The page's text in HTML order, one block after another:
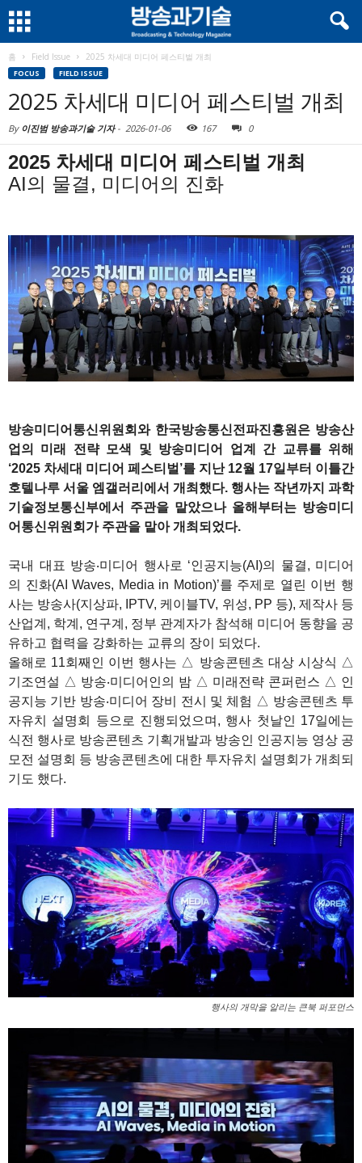
홈 Field Issue 2025 차세대 미디어 페스티벌 개최
FOCUS FIELD ISSUE
2025 차세대 미디어 페스티벌 개최
By 이진범 방송과기술 기자- 2026-01-06 167 0
2025 차세대 미디어 페스티벌 개최
AI의 물결, 미디어의 진화
방송미디어통신위원회와 한국방송통신전파진흥원은 방송산
업의 미래 전략 모색 및 방송미디어 업계 간 교류를 위해
‘2025 차세대 미디어 페스티벌’를 지난 12월 17일부터 이틀간
호텔나루 서울 엠갤러리에서 개최했다. 행사는 작년까지 과학
기술정보통신부에서 주관을 맡았으나 올해부터는 방송미디
어통신위원회가 주관을 맡아 개최되었다.
국내 대표 방송‧미디어 행사로 ‘인공지능(AI)의 물결, 미디어
의 진화(AI Waves, Media in Motion)’를 주제로 열린 이번 행
사는 방송사(지상파, IPTV, 케이블TV, 위성, PP 등), 제작사 등
산업계, 학계, 연구계, 정부 관계자가 참석해 미디어 동향을 공
유하고 협력을 강화하는 교류의 장이 되었다.
올해로 11회째인 이번 행사는 △ 방송콘텐츠 대상 시상식 △
기조연설 △ 방송‧미디어인의 밤 △ 미래전략 콘퍼런스 △ 인
공지능 기반 방송‧미디어 장비 전시 및 체험 △ 방송콘텐츠 투
자유치 설명회 등으로 진행되었으며, 행사 첫날인 17일에는
식전 행사로 방송콘텐츠 기획개발과 방송인 인공지능 영상 공
모전 설명회 등 방송콘텐츠에 대한 투자유치 설명회가 개최되
기도 했다.
행사의 개막을 알리는 큰북 퍼포먼스